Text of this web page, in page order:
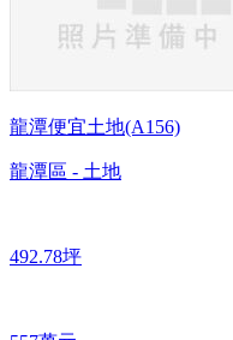
龍潭便宜土地(A156)
龍潭區 - 土地
492.78坪